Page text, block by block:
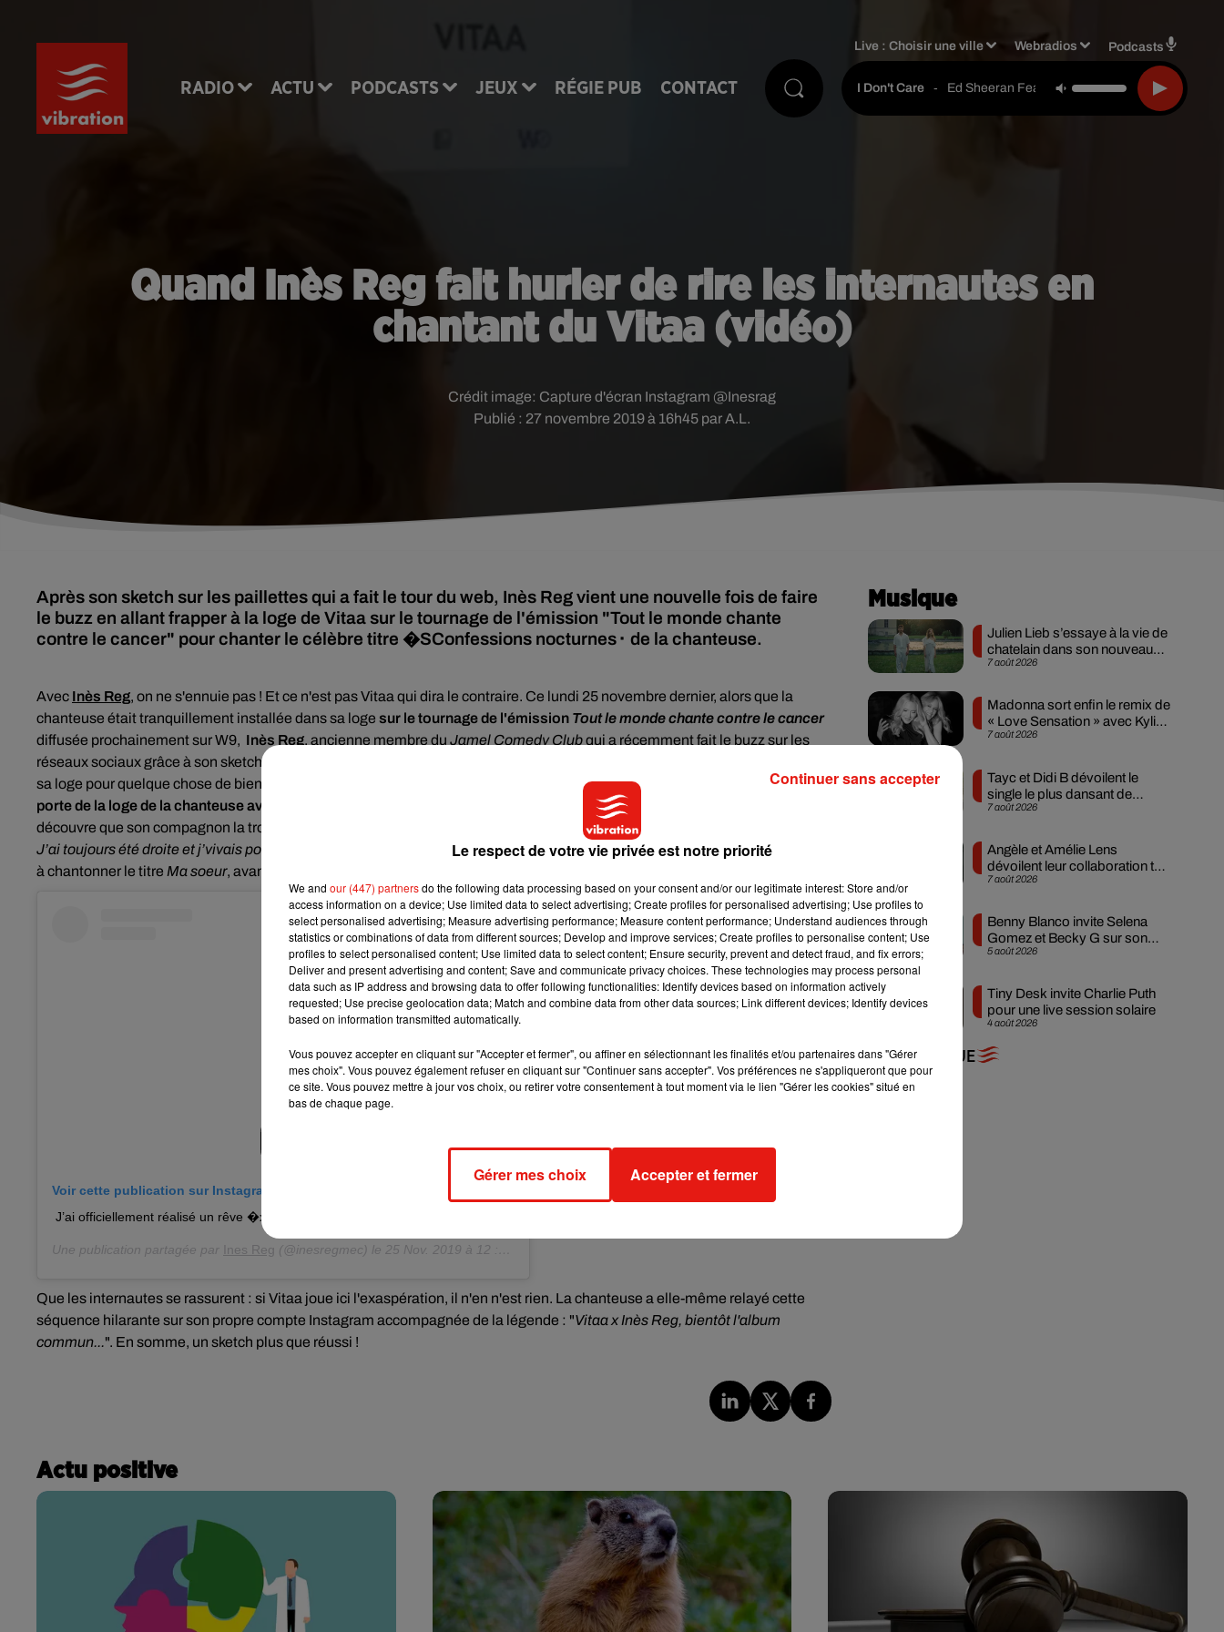
RADIO ACTU PODCASTS JEUX RÉGIE PUB CONTACT
Live :Choisir une ville Webradios Podcasts
I Don't Care - Ed Sheeran Feat. Justin Bieber
Quand Inès Reg fait hurler de rire les internautes en
chantant du Vitaa (vidéo)
Publié : 27 novembre 2019 à 16h45 par A.L.
Crédit image: Capture d'écran Instagram @Inesrag
Après son sketch sur les paillettes qui a fait le tour du web, Inès Reg vient une nouvelle fois de faire
le buzz en allant frapper à la loge de Vitaa sur le tournage de l'émission "Tout le monde chante
contre le cancer" pour chanter le célèbre titre �SConfessions nocturnes⬝ de la chanteuse.
Avec Inès Reg, on ne s'ennuie pas ! Et ce n'est pas Vitaa qui dira le contraire. Ce lundi 25 novembre dernier, alors que la
chanteuse était tranquillement installée dans sa loge sur le tournage de l'émission Tout le monde chante contre le cancer
diffusée prochainement sur W9, Inès Reg, ancienne membre du Jamel Comedy Clubqui a récemment fait le buzz sur les
réseaux sociaux grâce à son sketch sur les "paillettes" tourné en compagnie de son mari Kevin Debonne, est venue frapper à
sa loge pour quelque chose de bien particulier... En effet,
a tendu un piège àVitaa:
toqué à la
porte de la loge de la chanteuse avant de rejouer la scène du clip
Confession Nocturnesdans laquelle la chanteuse
découvre que son compagnon la trompe.
"Mais qu’est-ce que tu fous là? J’te croyais chez ton père mais tu te fous de moi.
J’ai toujours été droite et j’vivais pour toi"
, a-t-elle chanté, face à Vitaa qui a l'air très surprise. Ensuite, l'humoriste s'est mise
à chantonner le titre Ma soeur, avant que
Voir cette publication sur Instagram
J’ai officiellement réalisé un rêve �xÂ @vitaa t’es une bombe �x"ÈxÈ❤️
Une publication partagée par Ines Reg (@inesregmec) le 25 Nov. 2019 à 12 :38 PST
Que les internautes se rassurent : si Vitaa joue ici l'exaspération, il n'en n'est rien. La chanteuse a elle-même relayé cette
séquence hilarante sur son propre compte Instagram accompagnée de la légende : "Vitaa x Inès Reg, bientôt l'album
commun...". En somme, un sketch plus que réussi !
Musique
7 août 2026
Julien Lieb s’essaye à la vie de
chatelain dans son nouveau
clip
7 août 2026
Madonna sort enfin le remix de
« Love Sensation » avec Kylie
Minogue
7 août 2026
Tayc et Didi B dévoilent le
single le plus dansant de
l’année
7 août 2026
Angèle et Amélie Lens
dévoilent leur collaboration tant
attendue
5 août 2026
Benny Blanco invite Selena
Gomez et Becky G sur son
nouveau single
4 août 2026
Tiny Desk invite Charlie Puth
pour une live session solaire
+ DE MUSIQUE
Actu positive
Le respect de votre vie privée est notre priorité
We and our (447) partnersdo the following data processing based on your consent and/or our legitimate interest: Store and/or
access information on a device; Use limited data to select advertising; Create profiles for personalised advertising; Use profiles to
select personalised advertising; Measure advertising performance; Measure content performance; Understand audiences through
statistics or combinations of data from different sources; Develop and improve services; Create profiles to personalise content; Use
profiles to select personalised content; Use limited data to select content; Ensure security, prevent and detect fraud, and fix errors;
Deliver and present advertising and content; Save and communicate privacy choices. These technologies may process personal
data such as IP address and browsing data to offer following functionalities: Identify devices based on information actively
requested; Use precise geolocation data; Match and combine data from other data sources; Link different devices; Identify devices
based on information transmitted automatically.
Vous pouvez accepter en cliquant sur "Accepter et fermer", ou affiner en sélectionnant les finalités et/ou partenaires dans "Gérer
mes choix". Vous pouvez également refuser en cliquant sur "Continuer sans accepter". Vos préférences ne s'appliqueront que pour
ce site. Vous pouvez mettre à jour vos choix, ou retirer votre consentement à tout moment via le lien "Gérer les cookies" situé en
bas de chaque page.
Gérer mes choix Accepter et fermer
Continuer sans accepter